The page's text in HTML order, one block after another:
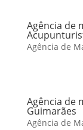
Agência de
Agência de
Agência de
Guimarães
Agência de